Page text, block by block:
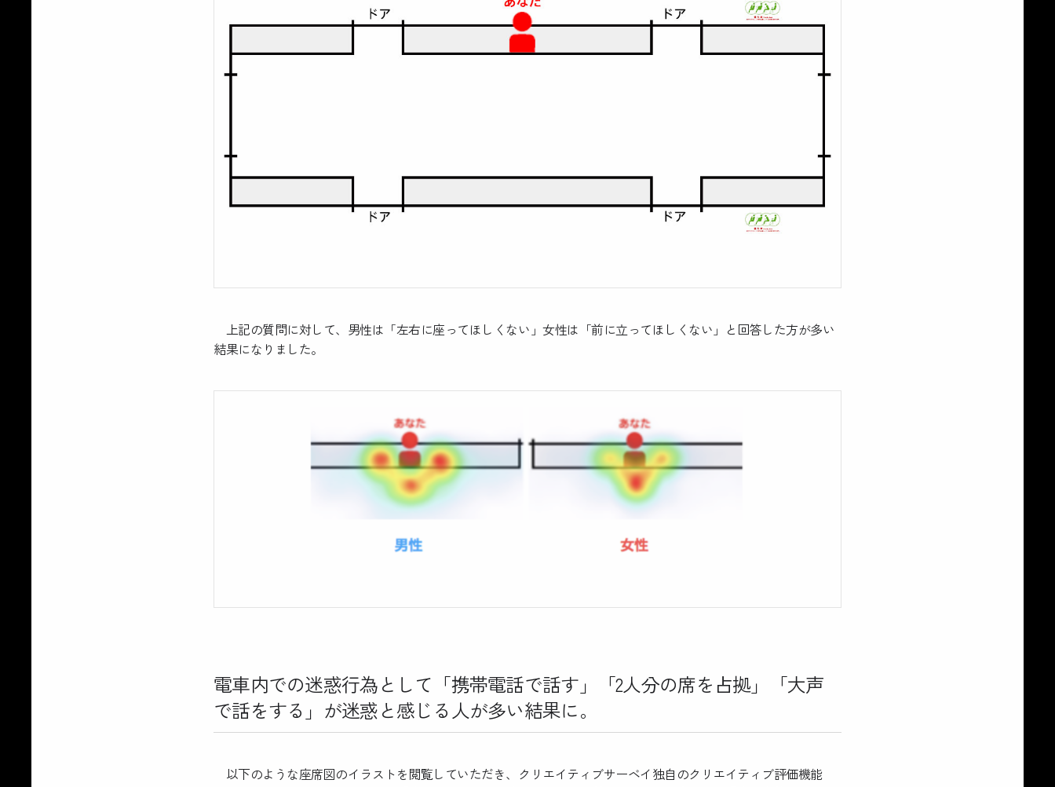
上記の質問に対して、男性は「左右に座ってほしくない」女性は「前に立ってほしくない」と回答した方が多い
結果になりました。
電車内での迷惑行為として「携帯電話で話す」「2人分の席を占拠」「大声
で話をする」が迷惑と感じる人が多い結果に。
以下のような座席図のイラストを閲覧していただき、クリエイティブサーベイ独自のクリエイティブ評価機能